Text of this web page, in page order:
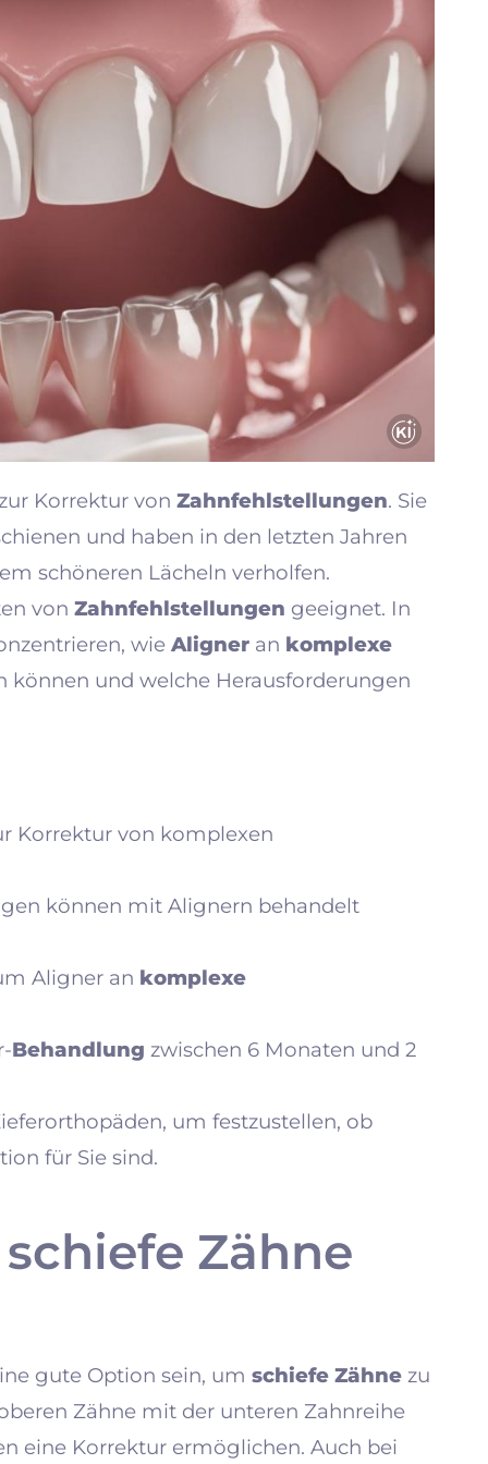
Korrektur von Zahnfehlstellungen. Sie
und haben in den letzten Jahren
schöneren Lächeln verholfen.
von Zahnfehlstellungen geeignet. In
wie Aligner an komplexe
können und welche Herausforderungen
Korrektur von komplexen
können mit Alignern behandelt
Aligner an komplexe
Behandlung zwischen 6 Monaten und 2
um festzustellen, ob
für Sie sind.
Zähne
gute Option sein, um schiefe Zähne zu
Zähne mit der unteren Zahnreihe
eine Korrektur ermöglichen. Auch bei